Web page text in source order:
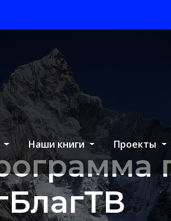
Наши книги Проекты